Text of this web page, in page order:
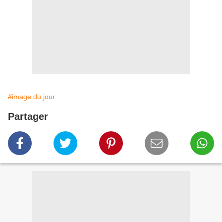
#image du jour
Partager